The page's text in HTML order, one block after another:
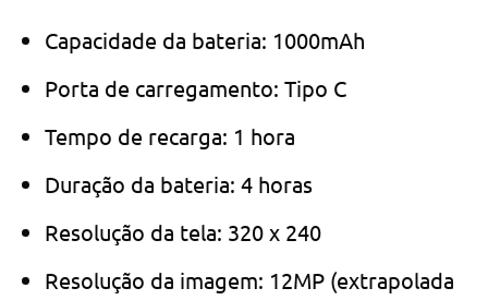
Capacidade da bateria: 1000mAh
Porta de carregamento: Tipo C
Tempo de recarga: 1 hora
Duração da bateria: 4 horas
Resolução da tela: 320 x 240
Resolução da imagem: 12MP (extrapolada